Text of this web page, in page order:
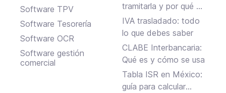
Software TPV
Software Tesorería
Software OCR
Software gestión
comercial
tramitarla y por qué es
clave para tu negocio
en México
IVA trasladado: todo
lo que debes saber
CLABE Interbancaria:
Qué es y cómo se usa
Tabla ISR en México:
guía para calcular